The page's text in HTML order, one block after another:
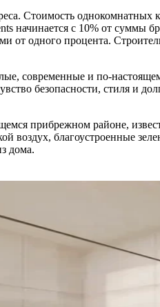
Стоимость
с 10% от суммы
от одного процента.
современные и по-
безопасности, стиля и
прибрежном районе,
воздух, благоустроенные
дома.